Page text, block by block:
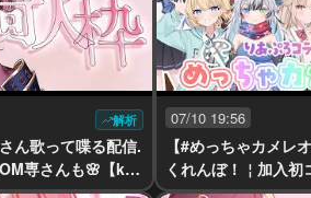
解析
ん歌って喋る配信.
専さんも🌸【kar
】
07/10 19:56
【#めっちゃカメレ
くれんぼ！￤加入
stream￤#りあぷろ